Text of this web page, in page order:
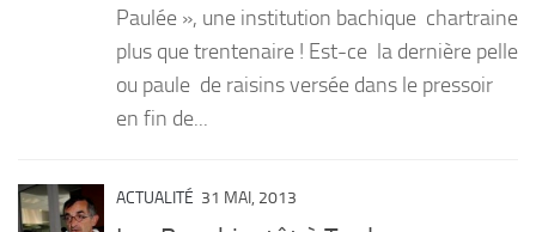
Paulée », une institution bachique chartraine
plus que trentenaire ! Est-ce la dernière pelle
ou paule de raisins versée dans le pressoir
en fin de...
ACTUALITÉ 31 MAI, 2013